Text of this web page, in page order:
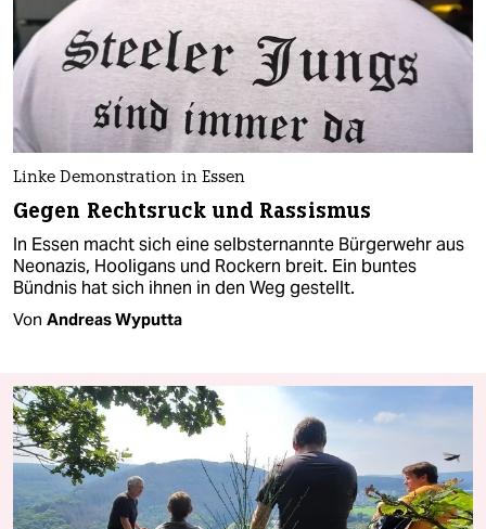
Linke Demonstration in Essen
Gegen Rechtsruck und Rassismus
In Essen macht sich eine selbsternannte Bürgerwehr aus
Neonazis, Hooligans und Rockern breit. Ein buntes
Bündnis hat sich ihnen in den Weg gestellt.
Von Andreas Wyputta